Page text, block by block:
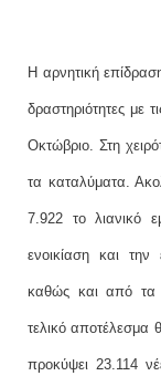
Η αρνητική
δραστηριότητες με
Οκτώβριο. Στη
τα καταλύματα.
7.922 το λιανικό
ενοικίαση και
καθώς και από τα
τελικό αποτέλεσμα
προκύψει 23.114